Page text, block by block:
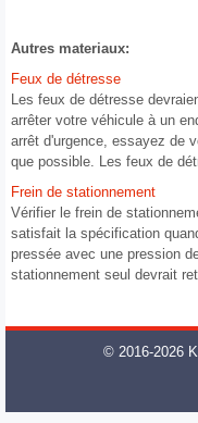
Autres materiaux:
Feux de détresse
Les feux de détresse
arrêter votre véhicule à un
arrêt d'urgence, essayez de
que possible. Les feux de
Frein de stationnement
Vérifier le frein de
satisfait la spécification
pressée avec une pression
stationnement seul devrait
© 2016-2026